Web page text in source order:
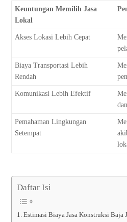
Keuntungan Memilih Jasa
Lokal
Akses Lokasi Lebih Cepat
Biaya Transportasi Lebih
Rendah
Komunikasi Lebih Efektif
Pemahaman Lingkungan
Setempat
Daftar Isi
Estimasi Biaya Jasa Konstruksi Baja